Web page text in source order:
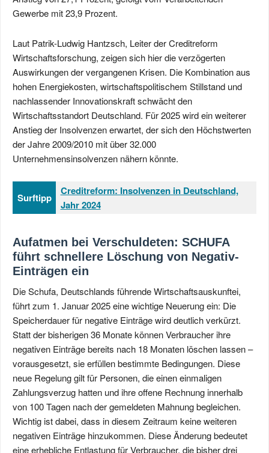
Gewerbe mit 23,9 Prozent.
Laut Patrik-Ludwig Hantzsch, Leiter der Creditreform
Wirtschaftsforschung, zeigen sich hier die verzögerten
Auswirkungen der vergangenen Krisen. Die Kombination aus
hohen Energiekosten, wirtschaftspolitischem Stillstand und
nachlassender Innovationskraft schwächt den
Wirtschaftsstandort Deutschland. Für 2025 wird ein weiterer
Anstieg der Insolvenzen erwartet, der sich den Höchstwerten
der Jahre 2009/2010 mit über 32.000
Unternehmensinsolvenzen nähern könnte.
Surftipp
Creditreform: Insolvenzen in Deutschland,
Jahr 2024
Aufatmen bei Verschuldeten: SCHUFA
führt schnellere Löschung von Negativ-
Einträgen ein
Die Schufa, Deutschlands führende Wirtschaftsauskunftei,
führt zum 1. Januar 2025 eine wichtige Neuerung ein: Die
Speicherdauer für negative Einträge wird deutlich verkürzt.
Statt der bisherigen 36 Monate können Verbraucher ihre
negativen Einträge bereits nach 18 Monaten löschen lassen –
vorausgesetzt, sie erfüllen bestimmte Bedingungen. Diese
neue Regelung gilt für Personen, die einen einmaligen
Zahlungsverzug hatten und ihre offene Rechnung innerhalb
von 100 Tagen nach der gemeldeten Mahnung begleichen.
Wichtig ist dabei, dass in diesem Zeitraum keine weiteren
negativen Einträge hinzukommen. Diese Änderung bedeutet
eine erhebliche Entlastung für Verbraucher, die bisher drei